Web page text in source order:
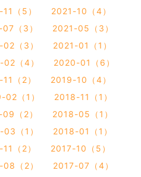
（5）
2021-10（4）
（3）
2021-05（3）
（3）
2021-01（1）
（4）
2020-01（6）
（2）
2019-10（4）
02（1）
2018-11（1）
（2）
2018-05（1）
（1）
2018-01（1）
（2）
2017-10（5）
（2）
2017-07（4）